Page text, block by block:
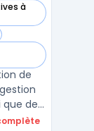
à
de
des